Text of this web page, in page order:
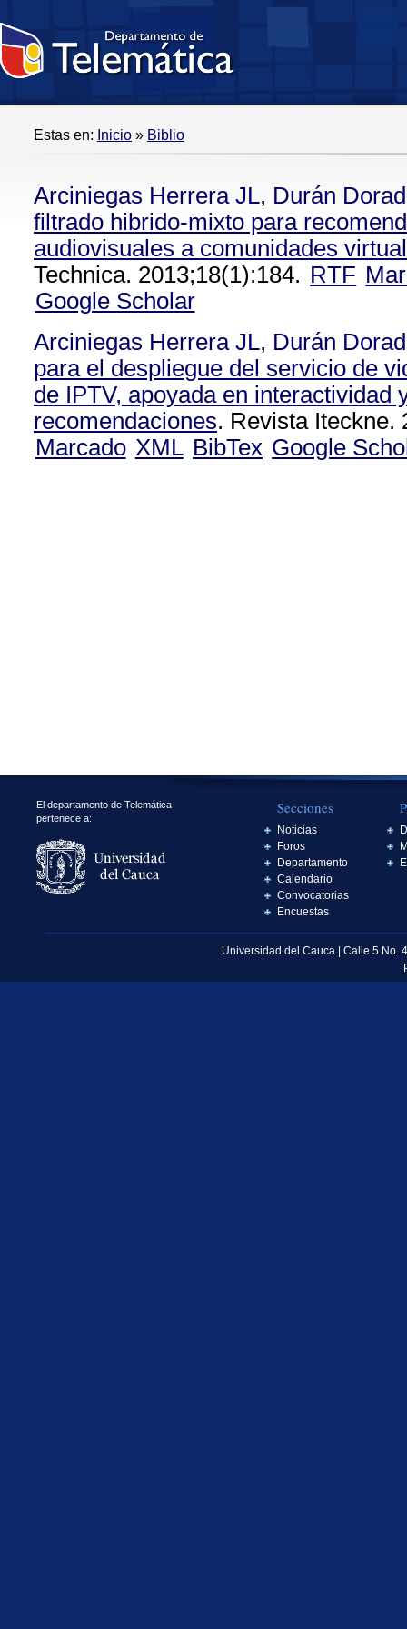
Estas en: Inicio » Biblio
Arciniegas Herrera JL, Durán
filtrado hibrido-mixto para
audiovisuales a comunidades
Technica. 2013;18(1):184. RTF
Google Scholar
Arciniegas Herrera JL, Durán
para el despliegue del servicio de
de IPTV, apoyada en interactividad
recomendaciones. Revista Iteckne.
Marcado XML BibTex Google
El departamento de Telemática
pertenece a:
Secciones
Noticias
Foros
Departamento
Calendario
Convocatorias
Encuestas
Universidad del Cauca | Calle 5 No.